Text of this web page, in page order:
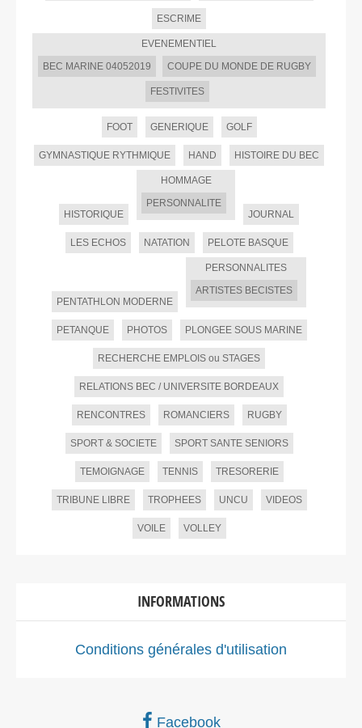
ESCRIME
EVENEMENTIEL
BEC MARINE 04052019
COUPE DU MONDE DE RUGBY
FESTIVITES
FOOT GENERIQUE GOLF
GYMNASTIQUE RYTHMIQUE HAND HISTOIRE DU BEC
HISTORIQUE
HOMMAGE
PERSONNALITE
JOURNAL
LES ECHOS NATATION PELOTE BASQUE
PENTATHLON MODERNE
PERSONNALITES
ARTISTES BECISTES
PETANQUE PHOTOS PLONGEE SOUS MARINE
RECHERCHE EMPLOIS ou STAGES
RELATIONS BEC / UNIVERSITE BORDEAUX
RENCONTRES ROMANCIERS RUGBY
SPORT & SOCIETE SPORT SANTE SENIORS
TEMOIGNAGE TENNIS TRESORERIE
TRIBUNE LIBRE TROPHEES UNCU VIDEOS
VOILE VOLLEY
INFORMATIONS
Conditions générales d'utilisation
Facebook